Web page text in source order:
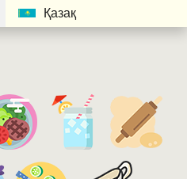
Қазақ